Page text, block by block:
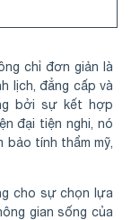
chỉ đơn giản là
lịch, đẳng cấp và
bởi sự kết hợp
đại tiện nghi, nó
bảo tính thẩm mỹ,
cho sự chọn lựa
gian sống của